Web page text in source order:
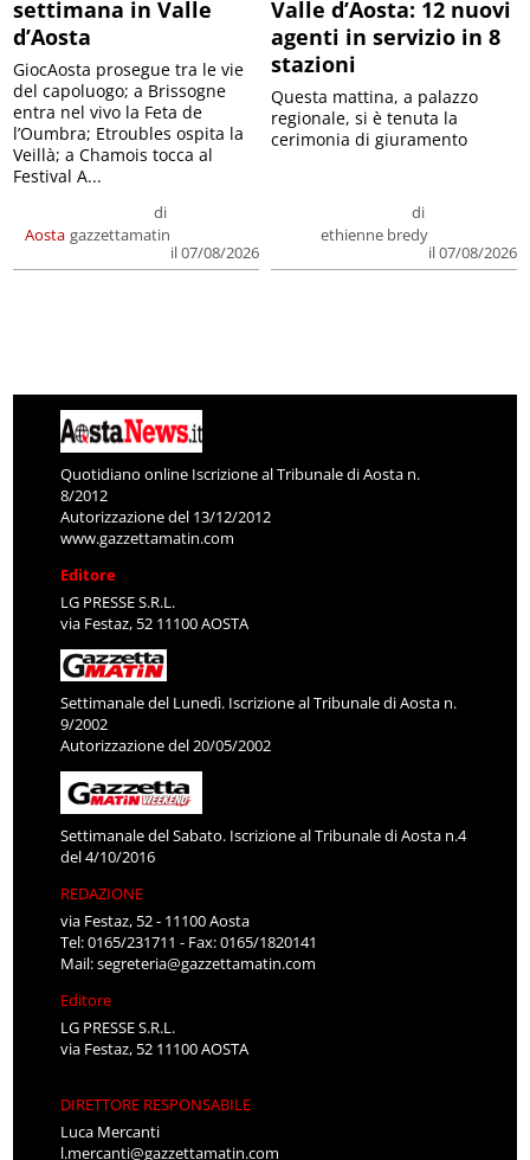
settimana in Valle
d’Aosta
Aosta
di
gazzettamatin
il 07/08/2026
GiocAosta prosegue tra le vie
del capoluogo; a Brissogne
entra nel vivo la Feta de
l’Oumbra; Etroubles ospita la
Veillà; a Chamois tocca al
Festival A...
Valle d’Aosta: 12 nuovi
agenti in servizio in 8
stazioni
di
ethienne bredy
il 07/08/2026
Questa mattina, a palazzo
regionale, si è tenuta la
cerimonia di giuramento
Quotidiano online Iscrizione al Tribunale di Aosta n.
8/2012
Autorizzazione del 13/12/2012
www.gazzettamatin.com
Editore
LG PRESSE S.R.L.
via Festaz, 52 11100 AOSTA
Settimanale del Lunedì. Iscrizione al Tribunale di Aosta n.
9/2002
Autorizzazione del 20/05/2002
Settimanale del Sabato. Iscrizione al Tribunale di Aosta n.4
del 4/10/2016
REDAZIONE
via Festaz, 52 - 11100 Aosta
Tel: 0165/231711 - Fax: 0165/1820141
Mail:segreteria@gazzettamatin.com
Editore
LG PRESSE S.R.L.
via Festaz, 52 11100 AOSTA
DIRETTORE RESPONSABILE
Luca Mercanti
l.mercanti@gazzettamatin.com